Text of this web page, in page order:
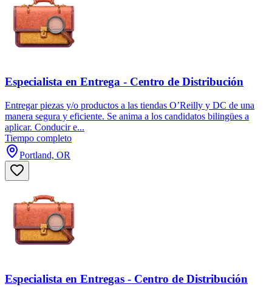
Especialista en Entrega - Centro de Distribución
Entregar piezas y/o productos a las tiendas O’Reilly y DC de una
manera segura y eficiente. Se anima a los candidatos bilingües a
aplicar. Conducir e...
Tiempo completo
Portland, OR
Especialista en Entregas - Centro de Distribución